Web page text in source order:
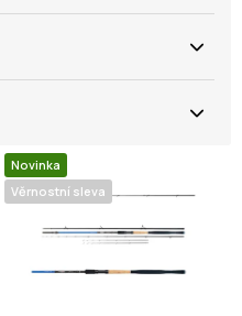
Novinka
Věrnostní sleva